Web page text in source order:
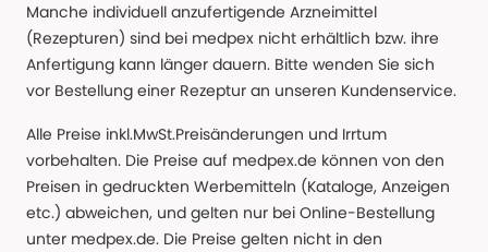
Manche individuell anzufertigende Arzneimittel
(Rezepturen) sind bei medpex nicht erhältlich bzw. ihre
Anfertigung kann länger dauern. Bitte wenden Sie sich
vor Bestellung einer Rezeptur an unseren Kundenservice.
Alle Preise inkl.MwSt.Preisänderungen und Irrtum
vorbehalten. Die Preise auf medpex.de können von den
Preisen in gedruckten Werbemitteln (Kataloge, Anzeigen
etc.) abweichen, und gelten nur bei Online-Bestellung
unter medpex.de. Die Preise gelten nicht in den